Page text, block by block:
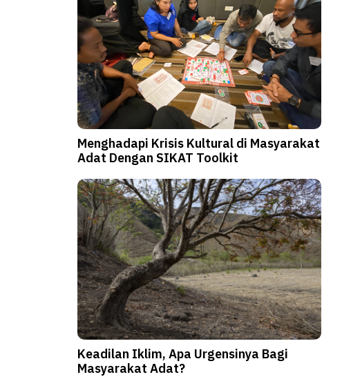
Menghadapi Krisis Kultural di Masyarakat
Adat Dengan SIKAT Toolkit
Keadilan Iklim, Apa Urgensinya Bagi
Masyarakat Adat?